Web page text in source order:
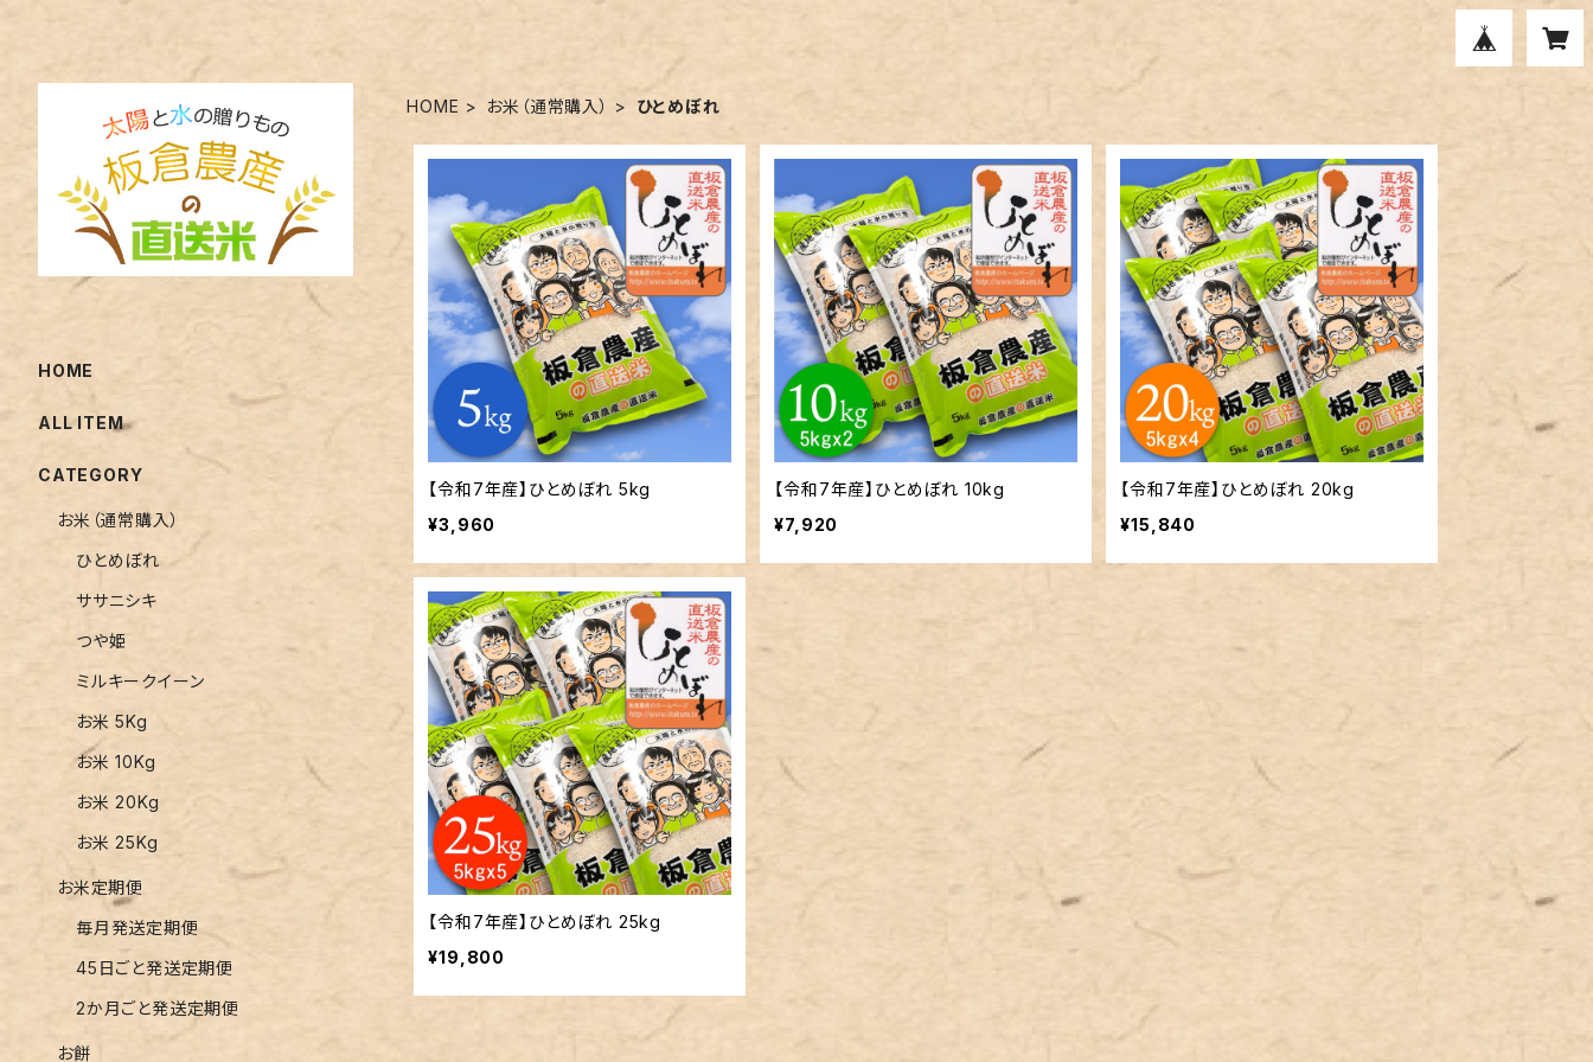
HOME お米（通常購入） ひとめぼれ
【令和7年産】ひとめぼれ 5kg
¥3,960
【令和7年産】ひとめぼれ 10kg
¥7,920
【令和7年産】ひとめぼれ 20kg
¥15,840
【令和7年産】ひとめぼれ 25kg
¥19,800
HOME
ALL ITEM
CATEGORY
お米（通常購入）
ひとめぼれ
ササニシキ
つや姫
ミルキークイーン
お米 5Kg
お米 10Kg
お米 20Kg
お米 25Kg
お米定期便
毎月発送定期便
45日ごと発送定期便
2か月ごと発送定期便
お餅